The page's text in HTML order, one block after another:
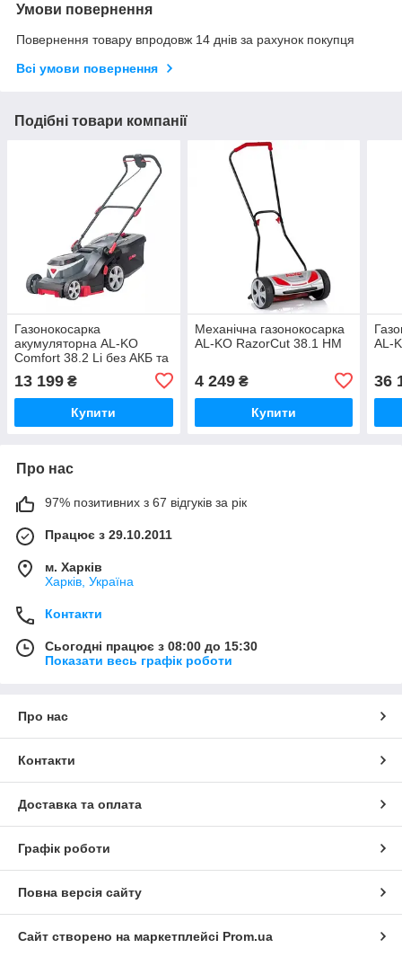
Умови повернення
Повернення товару впродовж 14 днів за рахунок покупця
Всі умови повернення
Подібні товари компанії
Газонокосарка
акумуляторна AL-KO
Comfort 38.2 Li без АКБ та
13 199 ₴
Купити
Механічна газонокосарка
AL-KO RazorCut 38.1 HM
4 249₴
Купити
AL-
36
Про нас
97% позитивних з 67 відгуків за рік
Працює з 29.10.2011
м. Харків
Харків, Україна
Контакти
Сьогодні працює з 08:00 до 15:30
Показати весь графік роботи
Про нас
Контакти
Доставка та оплата
Графік роботи
Повна версія сайту
Сайт створено на маркетплейсі Prom.ua